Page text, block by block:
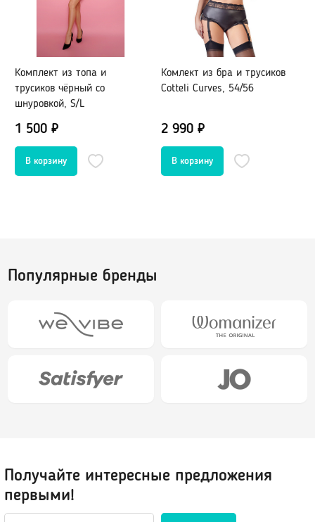
Насадки для помп
Насадки, кольца
Кольца без вибрации
Кольца и насадки с вибрацией
Насадки-удлинители
Насадки для двойного проникновения
Насадки на палец
Бондаж, наручники, веревки
Кляпы
Расширители, металл
Уретральные стимуляторы
Эротическое белье
Сорочки, Пеньюары
Чулки, Колготки
Комплект из топа и
трусиков чёрный со
шнуровкой, S/L
1 500 ₽
Комлект из бра и трусиков
Cotteli Curves, 54/56
2 990 ₽
Популярные бренды
Получайте интересные предложения
первыми!